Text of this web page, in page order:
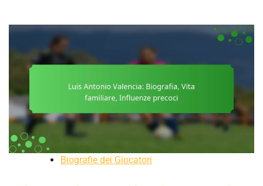
Biografie dei Giocatori